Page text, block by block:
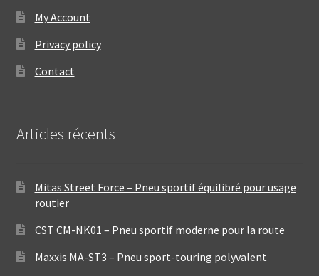
My Account
Privacy policy
Contact
Articles récents
Mitas Street Force – Pneu sportif équilibré pour usage
routier
CST CM-NK01 – Pneu sportif moderne pour la route
Maxxis MA-ST3 – Pneu sport-touring polyvalent